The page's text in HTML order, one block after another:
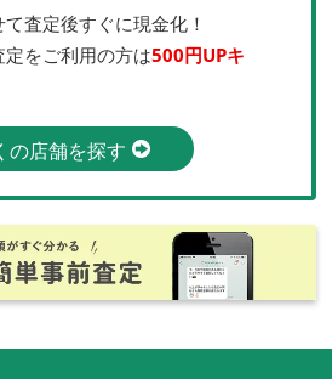
査定後すぐに現金化！
をご利用の方は500円UPキ
の店舗を探す